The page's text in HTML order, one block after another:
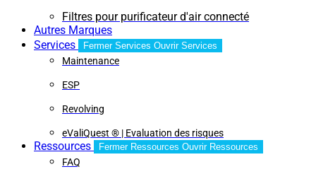
Filtres pour purificateur d'air connecté
Autres Marques
Services
Fermer Services Ouvrir Services
Maintenance
ESP
Revolving
eValiQuest ® | Evaluation des risques
Ressources Fermer Ressources Ouvrir Ressources
FAQ